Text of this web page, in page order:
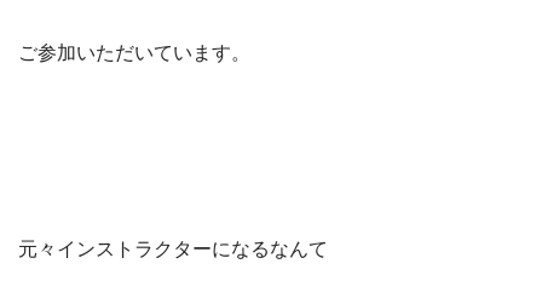
ご参加いただいています。
元々インストラクターになるなんて